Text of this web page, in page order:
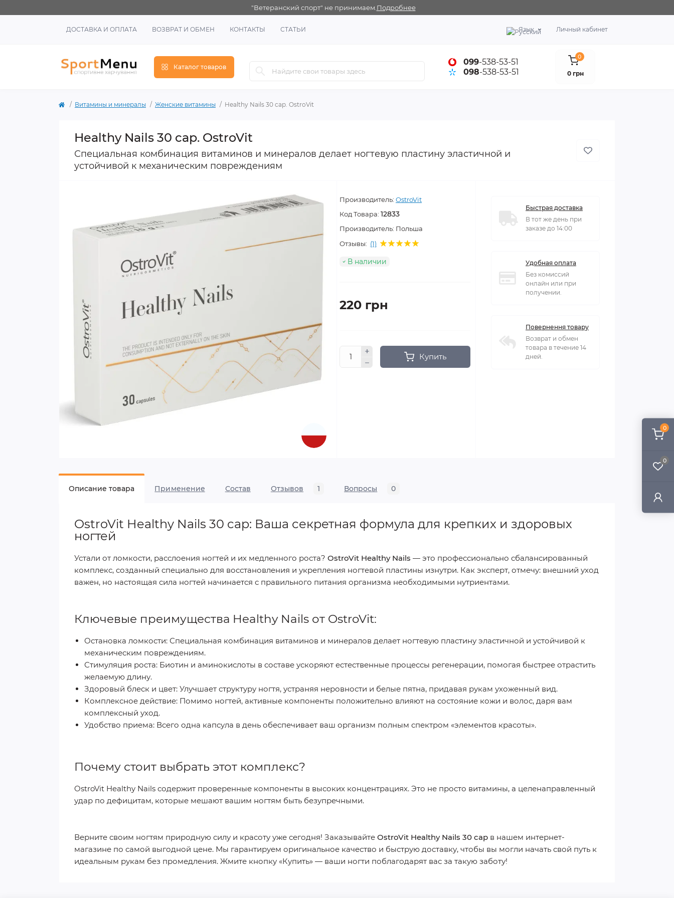
0
0
"Ветеранский спорт" не принимаем. Подробнее
ДОСТАВКА И ОПЛАТА ВОЗВРАТ И ОБМЕН КОНТАКТЫ СТАТЬИ Язык Личный кабинет
Каталог товаров
099-538-53-51
098-538-53-51
0
0 грн
Витамины и минералы Женские витамины Healthy Nails 30 cap. OstroVit
Healthy Nails 30 cap. OstroVit
Специальная комбинация витаминов и минералов делает ногтевую пластину эластичной и
устойчивой к механическим повреждениям
Производитель: OstroVit
Код Товара: 12833
Производитель: Польша
Отзывы: (1)
В наличии
220 грн
Купить
Быстрая доставка
В тот же день при
заказе до 14:00
Удобная оплата
Без комиссий
онлайн или при
получении.
Повернення товару
Возврат и обмен
товара в течение 14
дней.
Описание товара Применение Состав Отзывов 1 Вопросы 0
OstroVit Healthy Nails 30 cap: Ваша секретная формула для крепких и здоровых
ногтей
Устали от ломкости, расслоения ногтей и их медленного роста? OstroVit Healthy Nails — это профессионально сбалансированный
комплекс, созданный специально для восстановления и укрепления ногтевой пластины изнутри. Как эксперт, отмечу: внешний уход
важен, но настоящая сила ногтей начинается с правильного питания организма необходимыми нутриентами.
Ключевые преимущества Healthy Nails от OstroVit:
Остановка ломкости: Специальная комбинация витаминов и минералов делает ногтевую пластину эластичной и устойчивой к
механическим повреждениям.
Стимуляция роста: Биотин и аминокислоты в составе ускоряют естественные процессы регенерации, помогая быстрее отрастить
желаемую длину.
Здоровый блеск и цвет: Улучшает структуру ногтя, устраняя неровности и белые пятна, придавая рукам ухоженный вид.
Комплексное действие: Помимо ногтей, активные компоненты положительно влияют на состояние кожи и волос, даря вам
комплексный уход.
Удобство приема: Всего одна капсула в день обеспечивает ваш организм полным спектром «элементов красоты».
Почему стоит выбрать этот комплекс?
OstroVit Healthy Nails содержит проверенные компоненты в высоких концентрациях. Это не просто витамины, а целенаправленный
удар по дефицитам, которые мешают вашим ногтям быть безупречными.
Верните своим ногтям природную силу и красоту уже сегодня! Заказывайте OstroVit Healthy Nails 30 cap в нашем интернет-
магазине по самой выгодной цене. Мы гарантируем оригинальное качество и быструю доставку, чтобы вы могли начать свой путь к
идеальным рукам без промедления. Жмите кнопку «Купить» — ваши ногти поблагодарят вас за такую заботу!